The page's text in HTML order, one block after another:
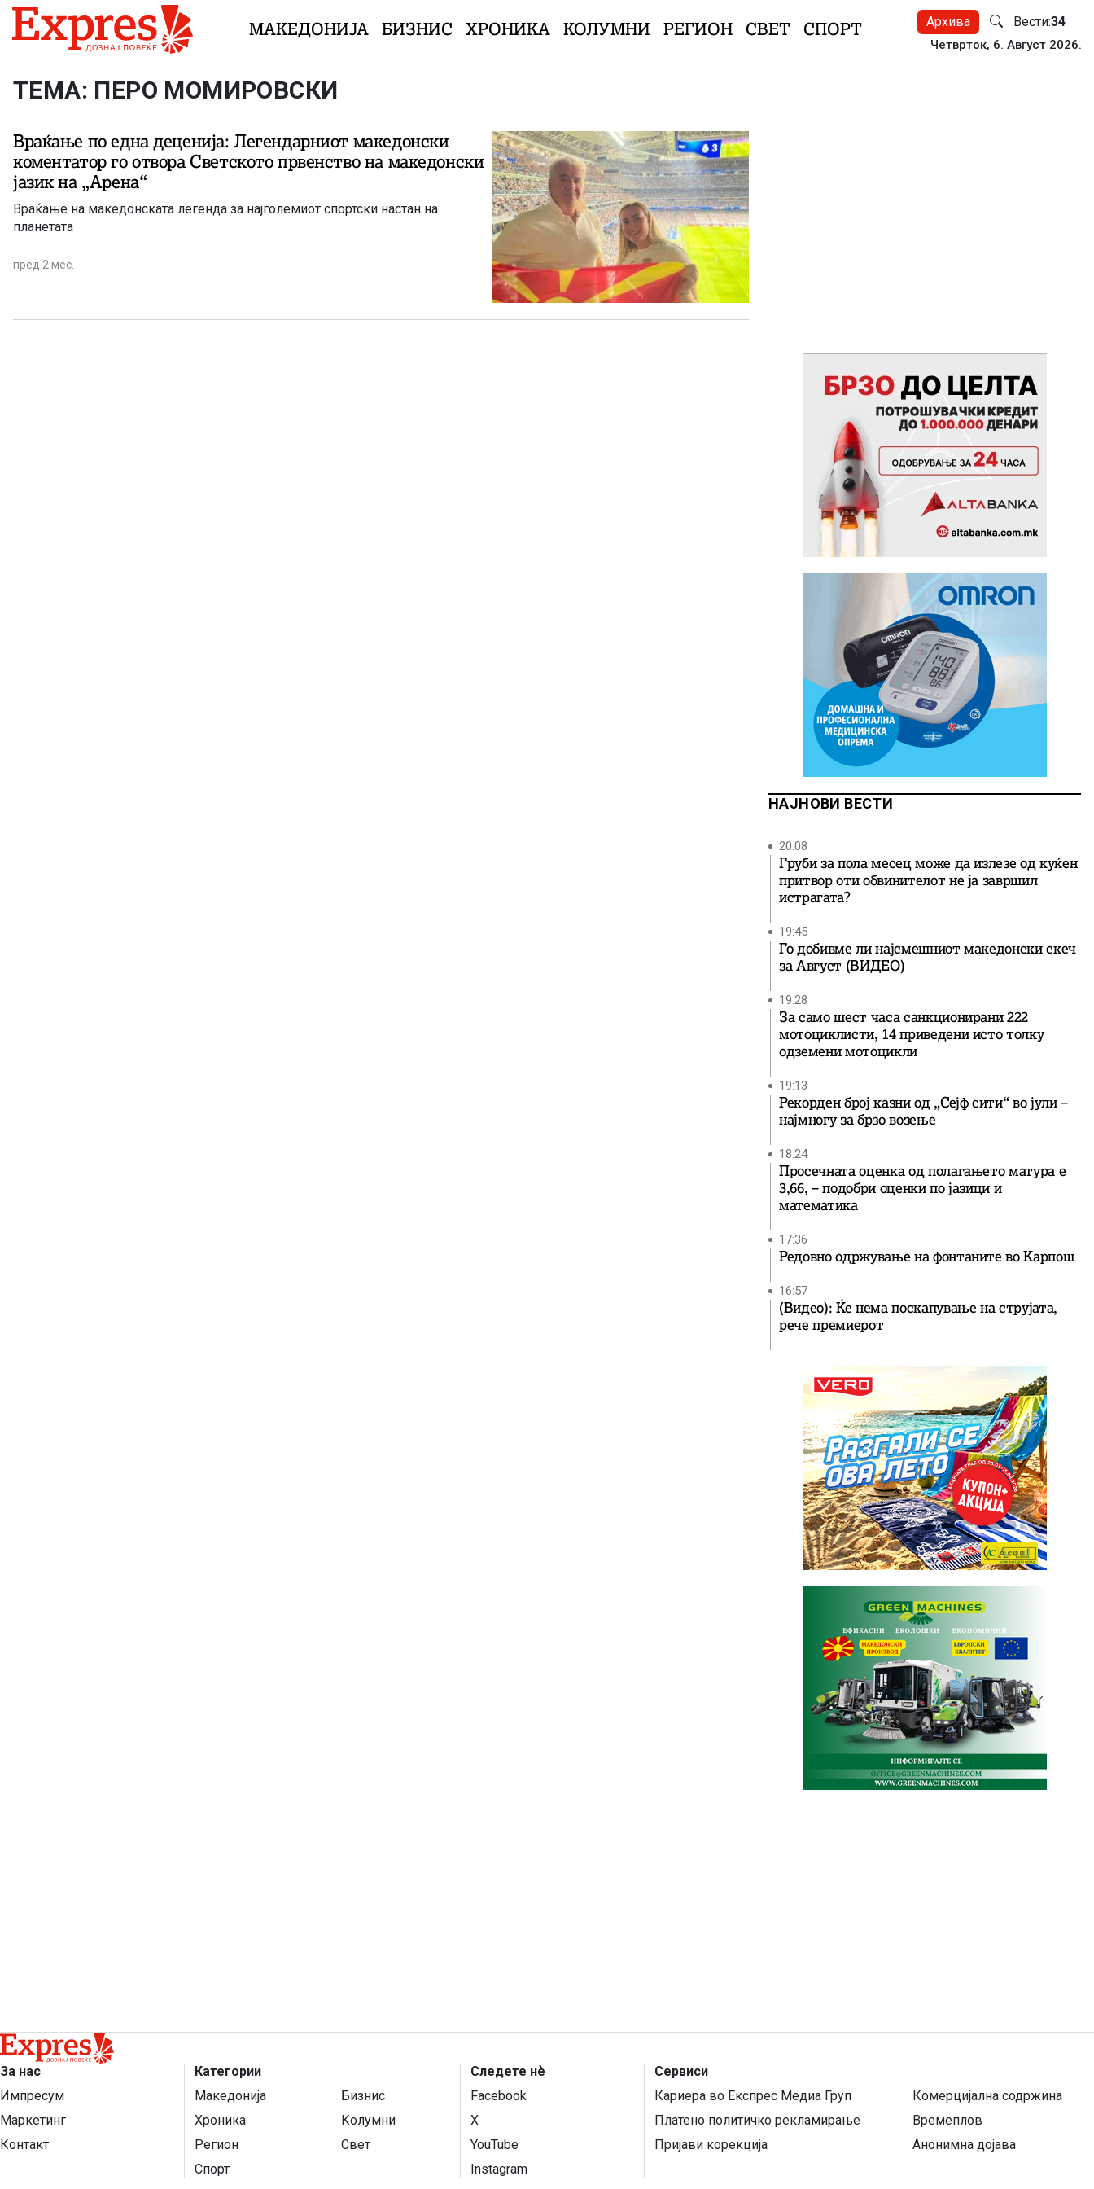
Skip to content
МАКЕДОНИЈА БИЗНИС ХРОНИКА КОЛУМНИ РЕГИОН СВЕТ СПОРТ Архива Вести:34
Четврток, 6. Август 2026.
ТЕМА: ПЕРО МОМИРОВСКИ
Враќање по една деценија: Легендарниот македонски
коментатор го отвора Светското првенство на македонски
јазик на „Арена“
Враќање на македонската легенда за најголемиот спортски настан на
планетата
пред 2 мес.
НАЈНОВИ ВЕСТИ
20:08
Груби за пола месец може да излезе од куќен
притвор оти обвинителот не ја завршил
истрагата?
19:45
Го добивме ли најсмешниот македонски скеч
за Август (ВИДЕО)
19:28
За само шест часа санкционирани 222
мотоциклисти, 14 приведени исто толку
одземени мотоцикли
19:13
Рекорден број казни од „Сејф сити“ во јули –
најмногу за брзо возење
18:24
Просечната оценка од полагањето матура е
3,66, – подобри оценки по јазици и
математика
17:36
Редовно одржување на фонтаните во Карпош
16:57
(Видео): Ќе нема поскапување на струјата,
рече премиерот
За нас
Импресум
Маркетинг
Контакт
Категории
Македонија
Бизнис
Хроника
Колумни
Регион
Свет
Спорт
Следете нѐ
Facebook
X
YouTube
Instagram
Сервиси
Кариера во Експрес Медиа Груп
Комерцијална содржина
Платено политичко рекламирање
Времеплов
Пријави корекција
Анонимна дојава